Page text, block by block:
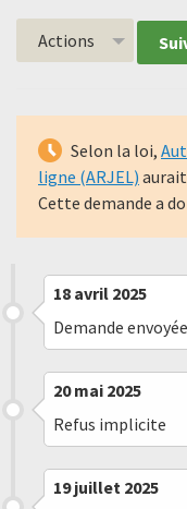
Actions
Selon la loi,
ligne (ARJEL)
Cette demande a
18 avril 2025
Demande envoyée
20 mai 2025
Refus implicite
19 juillet 2025